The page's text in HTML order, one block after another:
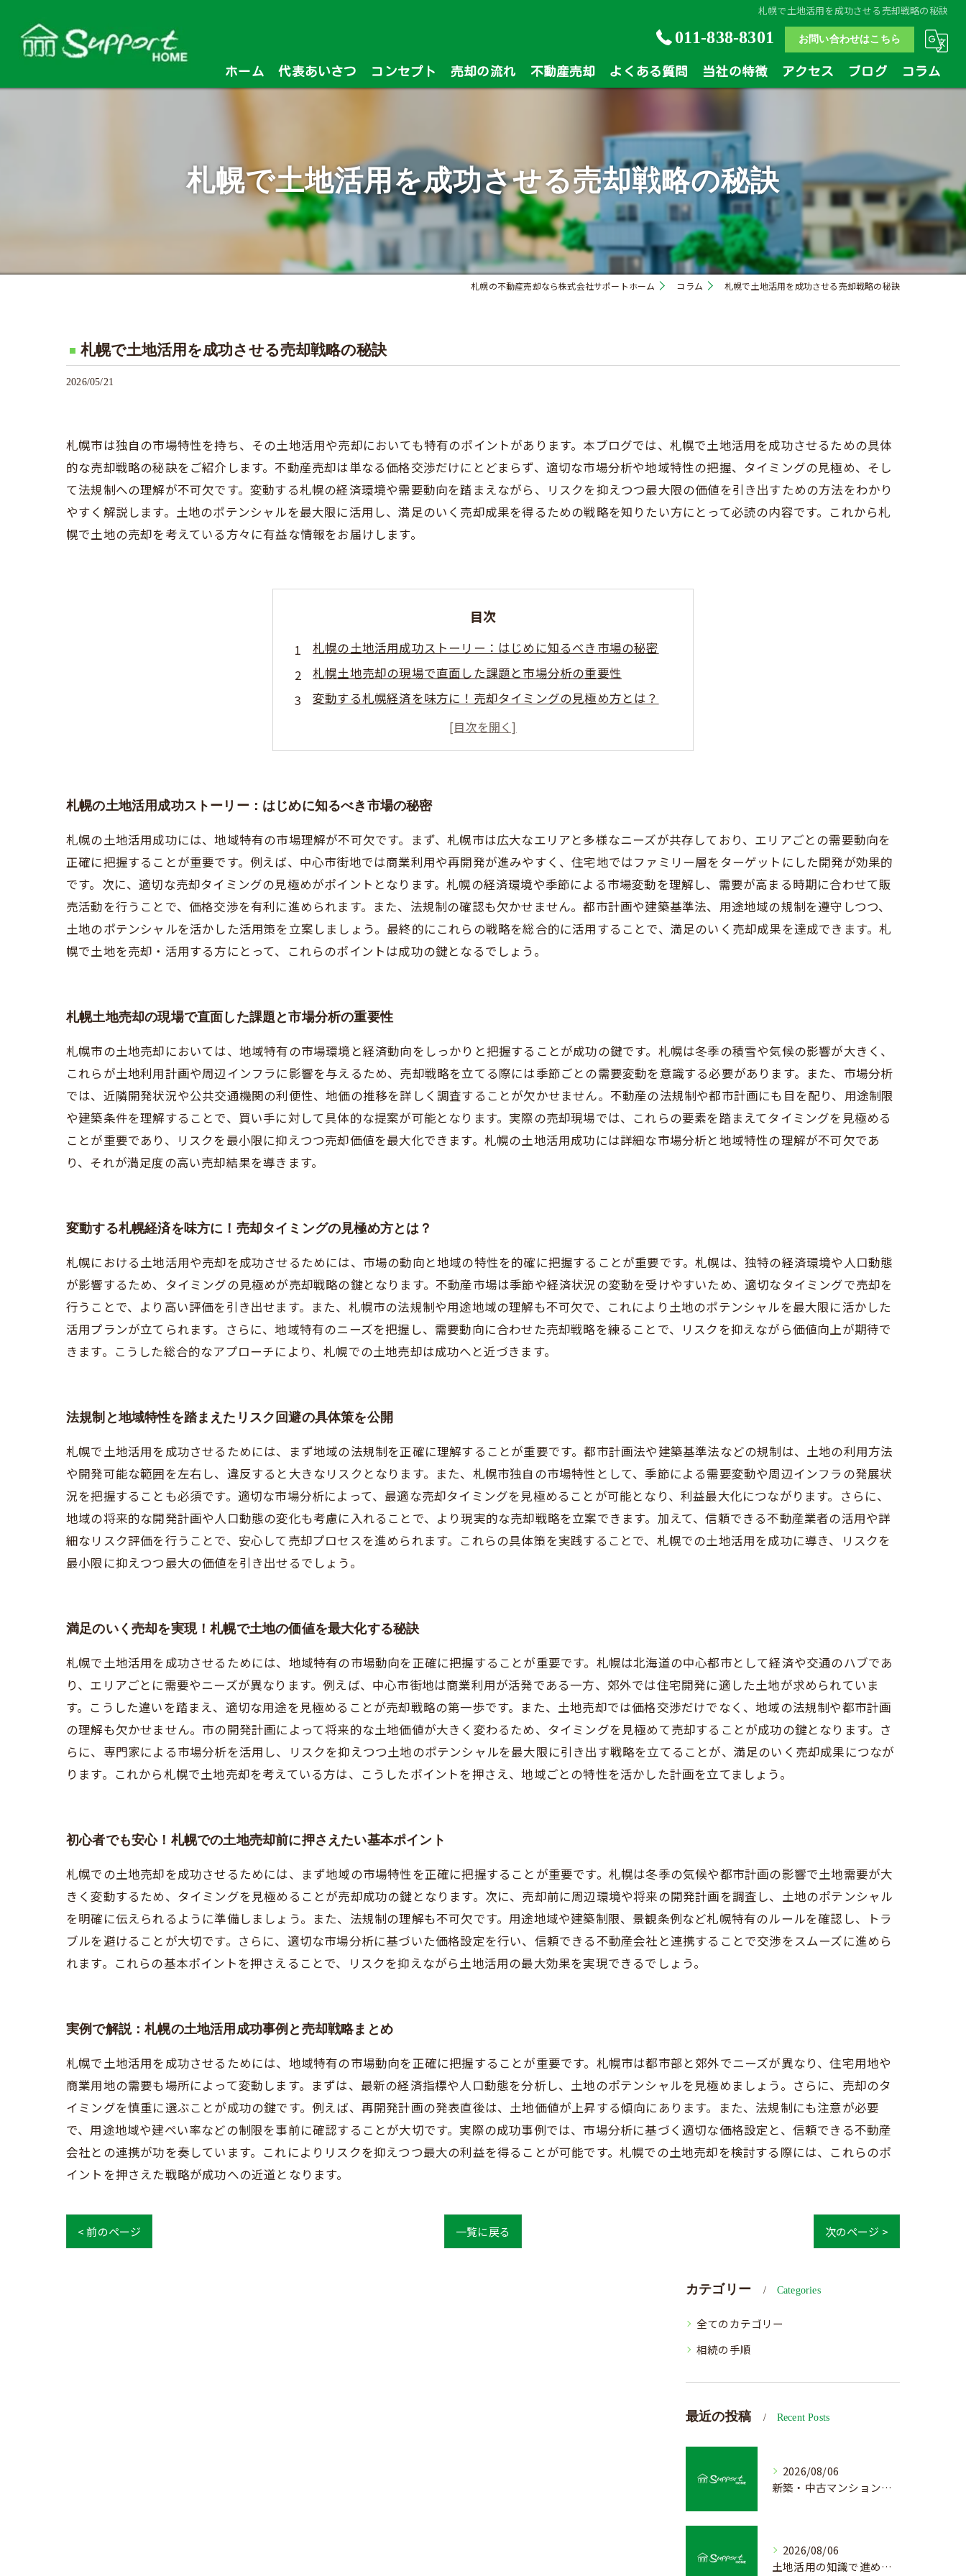
札幌で土地活用を成功させる売却戦略の秘訣
011-838-8301 お問い合わせはこちら
ホーム 代表あいさつ コンセプト 売却の流れ 不動産売却 よくある質問 当社の特徴
戸建
マンション
相続
買い替え
アクセス ブログ コラム
札幌で土地活用を成功させる売却戦略の秘訣
札幌の不動産売却なら株式会社サポートホーム コラム 札幌で土地活用を成功させる売却戦略の秘訣
札幌で土地活用を成功させる売却戦略の秘訣
2026/05/21
札幌市は独自の市場特性を持ち、その土地活用や売却においても特有のポイントがあります。本ブログでは、札幌で土地活用を成功させるための具体
的な売却戦略の秘訣をご紹介します。不動産売却は単なる価格交渉だけにとどまらず、適切な市場分析や地域特性の把握、タイミングの見極め、そし
て法規制への理解が不可欠です。変動する札幌の経済環境や需要動向を踏まえながら、リスクを抑えつつ最大限の価値を引き出すための方法をわかり
やすく解説します。土地のポテンシャルを最大限に活用し、満足のいく売却成果を得るための戦略を知りたい方にとって必読の内容です。これから札
幌で土地の売却を考えている方々に有益な情報をお届けします。
目次
札幌の土地活用成功ストーリー：はじめに知るべき市場の秘密
札幌土地売却の現場で直面した課題と市場分析の重要性
変動する札幌経済を味方に！売却タイミングの見極め方とは？
法規制と地域特性を踏まえたリスク回避の具体策を公開
満足のいく売却を実現！札幌で土地の価値を最大化する秘訣
実例で解説：札幌の土地活用成功事例と売却戦略まとめ
札幌の土地活用成功ストーリー：はじめに知るべき市場の秘密
札幌の土地活用成功には、地域特有の市場理解が不可欠です。まず、札幌市は広大なエリアと多様なニーズが共存しており、エリアごとの需要動向を
正確に把握することが重要です。例えば、中心市街地では商業利用や再開発が進みやすく、住宅地ではファミリー層をターゲットにした開発が効果的
です。次に、適切な売却タイミングの見極めがポイントとなります。札幌の経済環境や季節による市場変動を理解し、需要が高まる時期に合わせて販
売活動を行うことで、価格交渉を有利に進められます。また、法規制の確認も欠かせません。都市計画や建築基準法、用途地域の規制を遵守しつつ、
土地のポテンシャルを活かした活用策を立案しましょう。最終的にこれらの戦略を総合的に活用することで、満足のいく売却成果を達成できます。札
幌で土地を売却・活用する方にとって、これらのポイントは成功の鍵となるでしょう。
札幌土地売却の現場で直面した課題と市場分析の重要性
札幌市の土地売却においては、地域特有の市場環境と経済動向をしっかりと把握することが成功の鍵です。札幌は冬季の積雪や気候の影響が大きく、
これらが土地利用計画や周辺インフラに影響を与えるため、売却戦略を立てる際には季節ごとの需要変動を意識する必要があります。また、市場分析
では、近隣開発状況や公共交通機関の利便性、地価の推移を詳しく調査することが欠かせません。不動産の法規制や都市計画にも目を配り、用途制限
や建築条件を理解することで、買い手に対して具体的な提案が可能となります。実際の売却現場では、これらの要素を踏まえてタイミングを見極める
ことが重要であり、リスクを最小限に抑えつつ売却価値を最大化できます。札幌の土地活用成功には詳細な市場分析と地域特性の理解が不可欠であ
り、それが満足度の高い売却結果を導きます。
変動する札幌経済を味方に！売却タイミングの見極め方とは？
札幌における土地活用や売却を成功させるためには、市場の動向と地域の特性を的確に把握することが重要です。札幌は、独特の経済環境や人口動態
が影響するため、タイミングの見極めが売却戦略の鍵となります。不動産市場は季節や経済状況の変動を受けやすいため、適切なタイミングで売却を
行うことで、より高い評価を引き出せます。また、札幌市の法規制や用途地域の理解も不可欠で、これにより土地のポテンシャルを最大限に活かした
活用プランが立てられます。さらに、地域特有のニーズを把握し、需要動向に合わせた売却戦略を練ることで、リスクを抑えながら価値向上が期待で
きます。こうした総合的なアプローチにより、札幌での土地売却は成功へと近づきます。
法規制と地域特性を踏まえたリスク回避の具体策を公開
札幌で土地活用を成功させるためには、まず地域の法規制を正確に理解することが重要です。都市計画法や建築基準法などの規制は、土地の利用方法
や開発可能な範囲を左右し、違反すると大きなリスクとなります。また、札幌市独自の市場特性として、季節による需要変動や周辺インフラの発展状
況を把握することも必須です。適切な市場分析によって、最適な売却タイミングを見極めることが可能となり、利益最大化につながります。さらに、
地域の将来的な開発計画や人口動態の変化も考慮に入れることで、より現実的な売却戦略を立案できます。加えて、信頼できる不動産業者の活用や詳
細なリスク評価を行うことで、安心して売却プロセスを進められます。これらの具体策を実践することで、札幌での土地活用を成功に導き、リスクを
最小限に抑えつつ最大の価値を引き出せるでしょう。
満足のいく売却を実現！札幌で土地の価値を最大化する秘訣
札幌で土地活用を成功させるためには、地域特有の市場動向を正確に把握することが重要です。札幌は北海道の中心都市として経済や交通のハブであ
り、エリアごとに需要やニーズが異なります。例えば、中心市街地は商業利用が活発である一方、郊外では住宅開発に適した土地が求められていま
す。こうした違いを踏まえ、適切な用途を見極めることが売却戦略の第一歩です。また、土地売却では価格交渉だけでなく、地域の法規制や都市計画
の理解も欠かせません。市の開発計画によって将来的な土地価値が大きく変わるため、タイミングを見極めて売却することが成功の鍵となります。さ
らに、専門家による市場分析を活用し、リスクを抑えつつ土地のポテンシャルを最大限に引き出す戦略を立てることが、満足のいく売却成果につなが
ります。これから札幌で土地売却を考えている方は、こうしたポイントを押さえ、地域ごとの特性を活かした計画を立てましょう。
初心者でも安心！札幌での土地売却前に押さえたい基本ポイント
札幌での土地売却を成功させるためには、まず地域の市場特性を正確に把握することが重要です。札幌は冬季の気候や都市計画の影響で土地需要が大
きく変動するため、タイミングを見極めることが売却成功の鍵となります。次に、売却前に周辺環境や将来の開発計画を調査し、土地のポテンシャル
を明確に伝えられるように準備しましょう。また、法規制の理解も不可欠です。用途地域や建築制限、景観条例など札幌特有のルールを確認し、トラ
ブルを避けることが大切です。さらに、適切な市場分析に基づいた価格設定を行い、信頼できる不動産会社と連携することで交渉をスムーズに進めら
れます。これらの基本ポイントを押さえることで、リスクを抑えながら土地活用の最大効果を実現できるでしょう。
実例で解説：札幌の土地活用成功事例と売却戦略まとめ
札幌で土地活用を成功させるためには、地域特有の市場動向を正確に把握することが重要です。札幌市は都市部と郊外でニーズが異なり、住宅用地や
商業用地の需要も場所によって変動します。まずは、最新の経済指標や人口動態を分析し、土地のポテンシャルを見極めましょう。さらに、売却のタ
イミングを慎重に選ぶことが成功の鍵です。例えば、再開発計画の発表直後は、土地価値が上昇する傾向にあります。また、法規制にも注意が必要
で、用途地域や建ぺい率などの制限を事前に確認することが大切です。実際の成功事例では、市場分析に基づく適切な価格設定と、信頼できる不動産
会社との連携が功を奏しています。これによりリスクを抑えつつ最大の利益を得ることが可能です。札幌での土地売却を検討する際には、これらのポ
イントを押さえた戦略が成功への近道となります。
< 前のページ 一覧に戻る 次のページ >
カテゴリー Categories
全てのカテゴリー
相続の手順
最近の投稿 Recent Posts
2026/08/06
新築・中古マンション売却の価値を見極める査定方法
2026/08/06
土地活用の知識で進める不動産売却成功法